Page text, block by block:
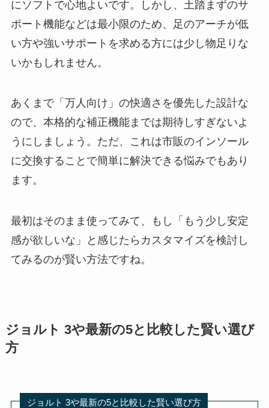
にソフトで心地よいです。しかし、土踏まずのサ
ポート機能などは最小限のため、足のアーチが低
い方や強いサポートを求める方には少し物足りな
いかもしれません。
あくまで「万人向け」の快適さを優先した設計な
ので、本格的な補正機能までは期待しすぎないよ
うにしましょう。ただ、これは市販のインソール
に交換することで簡単に解決できる悩みでもあり
ます。
最初はそのまま使ってみて、もし「もう少し安定
感が欲しいな」と感じたらカスタマイズを検討し
てみるのが賢い方法ですね。
ジョルト 3や最新の5と比較した賢い選び
方
ジョルト 3や最新の5と比較した賢い選び方